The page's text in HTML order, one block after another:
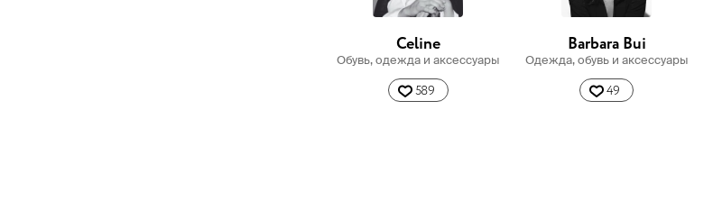
Celine
Обувь, одежда и аксессуары
589
Barbara Bui
Одежда, обувь и аксессуары
49